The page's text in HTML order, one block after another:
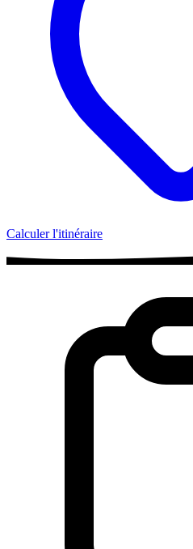
Calculer l'itinéraire